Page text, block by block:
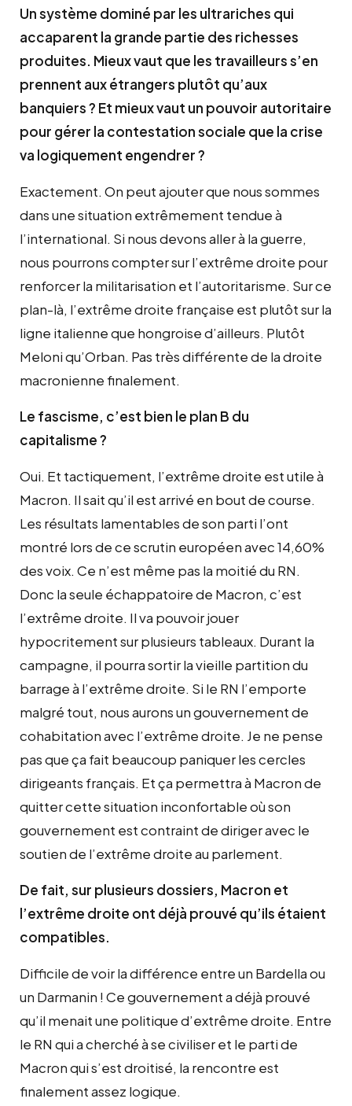
Un système dominé par les ultrariches qui
accaparent la grande partie des richesses
produites. Mieux vaut que les travailleurs s’en
prennent aux étrangers plutôt qu’aux
banquiers ? Et mieux vaut un pouvoir autoritaire
pour gérer la contestation sociale que la crise
va logiquement engendrer ?
Exactement. On peut ajouter que nous sommes
dans une situation extrêmement tendue à
l’international. Si nous devons aller à la guerre,
nous pourrons compter sur l’extrême droite pour
renforcer la militarisation et l’autoritarisme. Sur ce
plan-là, l’extrême droite française est plutôt sur la
ligne italienne que hongroise d’ailleurs. Plutôt
Meloni qu’Orban. Pas très différente de la droite
macronienne finalement.
Le fascisme, c’est bien le plan B du
capitalisme ?
Oui. Et tactiquement, l’extrême droite est utile à
Macron. Il sait qu’il est arrivé en bout de course.
Les résultats lamentables de son parti l’ont
montré lors de ce scrutin européen avec 14,60%
des voix. Ce n’est même pas la moitié du RN.
Donc la seule échappatoire de Macron, c’est
l’extrême droite. Il va pouvoir jouer
hypocritement sur plusieurs tableaux. Durant la
campagne, il pourra sortir la vieille partition du
barrage à l’extrême droite. Si le RN l’emporte
malgré tout, nous aurons un gouvernement de
cohabitation avec l’extrême droite. Je ne pense
pas que ça fait beaucoup paniquer les cercles
dirigeants français. Et ça permettra à Macron de
quitter cette situation inconfortable où son
gouvernement est contraint de diriger avec le
soutien de l’extrême droite au parlement.
De fait, sur plusieurs dossiers, Macron et
l’extrême droite ont déjà prouvé qu’ils étaient
compatibles.
Difficile de voir la différence entre un Bardella ou
un Darmanin ! Ce gouvernement a déjà prouvé
qu’il menait une politique d’extrême droite. Entre
le RN qui a cherché à se civiliser et le parti de
Macron qui s’est droitisé, la rencontre est
finalement assez logique.